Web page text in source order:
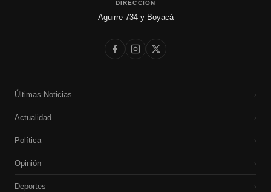
DIRECCIÓN
Aguirre 734 y Boyacá
Últimas Noticias ›
Actualidad ›
Política ›
Opinión ›
Deportes ›